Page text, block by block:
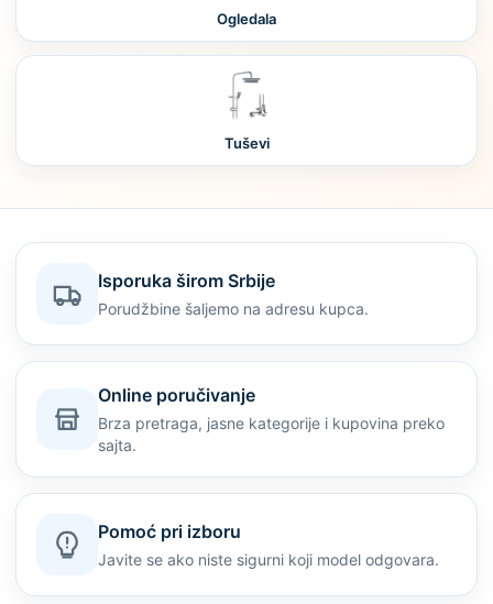
Ogledala
Tuševi
Isporuka širom Srbije
Porudžbine šaljemo na adresu kupca.
Online poručivanje
Brza pretraga, jasne kategorije i kupovina preko
sajta.
Pomoć pri izboru
Javite se ako niste sigurni koji model odgovara.